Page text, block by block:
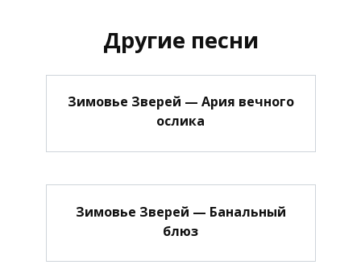
Другие песни
Зимовье Зверей — Ария вечного
ослика
Зимовье Зверей — Банальный
блюз